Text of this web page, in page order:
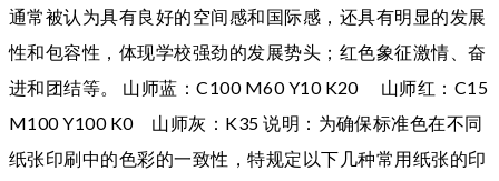
通常被认为具有良好的空间感和国际感，还具有明显的发展
性和包容性，体现学校强劲的发展势头；红色象征激情、奋
进和团结等。 山师蓝：C100 M60 Y10 K20 山师红：C15
M100 Y100 K0 山师灰：K35 说明：为确保标准色在不同
纸张印刷中的色彩的一致性，特规定以下几种常用纸张的印